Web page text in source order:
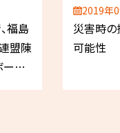
福島
盟陳
ー
2019年
災害時の
可能性